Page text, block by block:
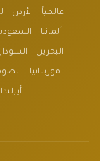
عالمياً الأردن
ألمانيا
البحرين
موريتانيا
أيرلندا